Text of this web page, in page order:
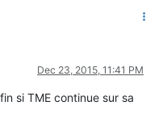
Dec 23, 2015, 11:41 PM
si TME continue sur sa